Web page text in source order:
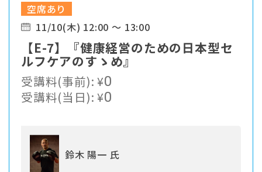
空席あり
11/10(木) 12:00 ～ 13:00
【E-7】『健康経営のための日本型セ
ルフケアのすゝめ』
受講料(事前):¥0
受講料(当日):¥0
鈴木 陽一 氏